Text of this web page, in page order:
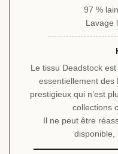
97 %
Lavage
Le tissu Deadstock
essentiellement des
prestigieux qui n’est
collections
Il ne peut être
disponible,